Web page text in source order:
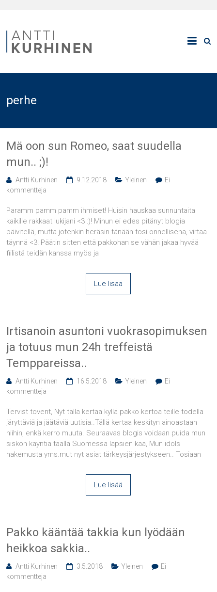
perhe
Mä oon sun Romeo, saat suudella
mun.. ;)!
Antti Kurhinen 9.12.2018 Yleinen
Ei
kommentteja
Paramm pamm pamm ihmiset! Huisin hauskaa sunnuntaita
kaikille rakkaat lukijani <3 :)! Minun ei edes pitänyt blogia
päivitellä, mutta jotenkin heräsin tänään tosi onnellisena, virtaa
täynnä <3! Päätin sitten että pakkohan se vähän jakaa hyvää
fiilistä teidän kanssa myös ja
Lue lisää
Irtisanoin asuntoni vuokrasopimuksen
ja totuus mun 24h treffeistä
Temppareissa..
Antti Kurhinen 16.5.2018 Yleinen
Ei
kommentteja
Tervist toverit, Nyt tällä kertaa kyllä pakko kertoa teille todella
järyttäviä ja jäätäviä uutisia..Tällä kertaa keskityn ainoastaan
niihin, enkä kerro muuta. Seuraavas blogis voidaan puida mun
siskon käyntiä täällä Suomessa lapsien kaa, Mun idols
hakemusta yms.mut nyt asiat tärkeysjärjestykseen.. Tosiaan
Lue lisää
Pakko kääntää takkia kun lyödään
heikkoa sakkia..
Antti Kurhinen 3.5.2018 Yleinen
Ei
kommentteja